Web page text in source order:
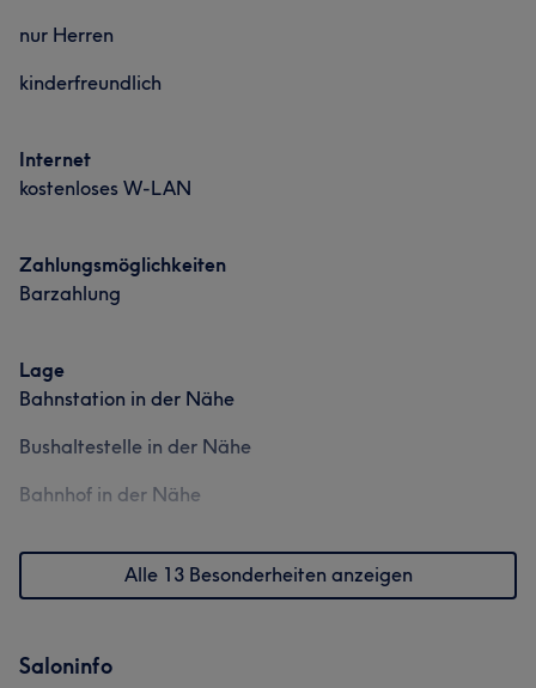
Was unsere Kunden über Mario sagen
Professionell
nur Herren
kinderfreundlich
Internet
kostenloses W-LAN
Zahlungsmöglichkeiten
Barzahlung
Lage
Bahnstation in der Nähe
Bushaltestelle in der Nähe
Bahnhof in der Nähe
Alle 13 Besonderheiten anzeigen
Saloninfo